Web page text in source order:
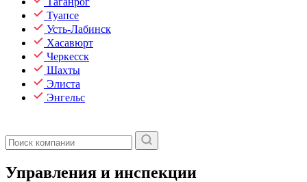
Туапсе
Усть-Лабинск
Хасавюрт
Черкесск
Шахты
Элиста
Энгельс
Управления и инспекции